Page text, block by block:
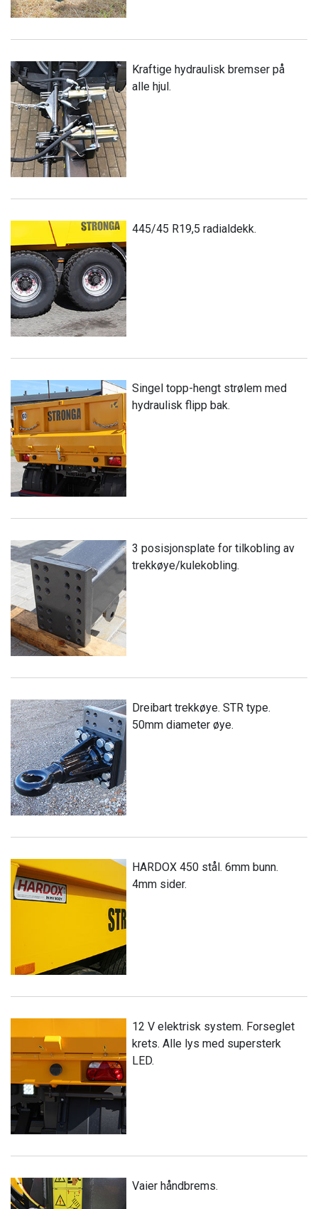
Kraftige hydraulisk bremser på
alle hjul.
445/45 R19,5 radialdekk.
Singel topp-hengt strølem med
hydraulisk flipp bak.
3 posisjonsplate for tilkobling av
trekkøye/kulekobling.
Dreibart trekkøye. STR type.
50mm diameter øye.
HARDOX 450 stål. 6mm bunn.
4mm sider.
12 V elektrisk system. Forseglet
krets. Alle lys med supersterk
LED.
Vaier håndbrems.